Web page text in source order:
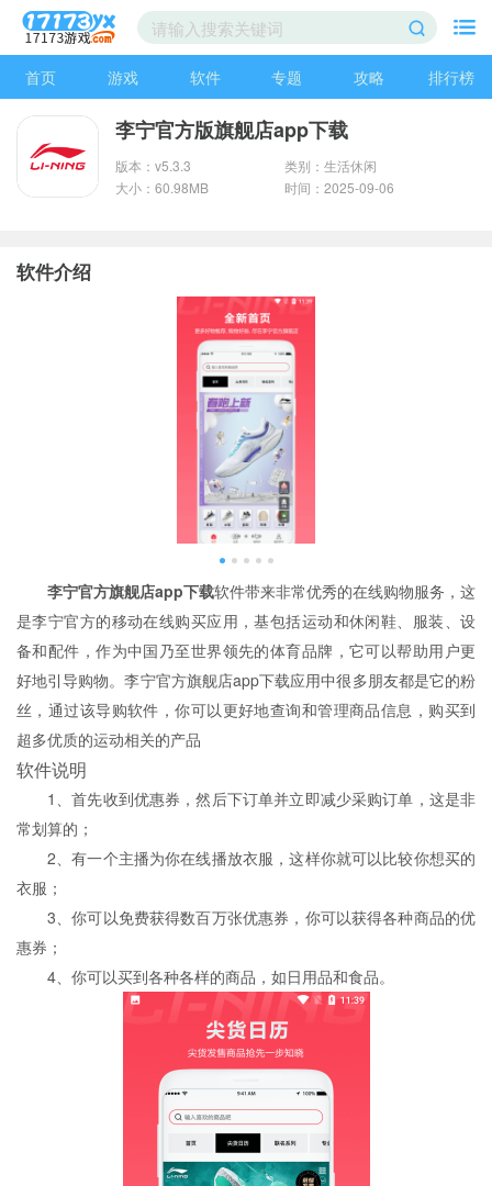
首页 游戏 软件 专题 攻略 排行榜
李宁官方版旗舰店app下载
版本：v5.3.3
类别：生活休闲
大小：60.98MB
时间：2025-09-06
软件介绍
李宁官方旗舰店app下载软件带来非常优秀的在线购物服务，这
是李宁官方的移动在线购买应用，基包括运动和休闲鞋、服装、设
备和配件，作为中国乃至世界领先的体育品牌，它可以帮助用户更
好地引导购物。李宁官方旗舰店app下载应用中很多朋友都是它的粉
丝，通过该导购软件，你可以更好地查询和管理商品信息，购买到
超多优质的运动相关的产品
软件说明
1、首先收到优惠券，然后下订单并立即减少采购订单，这是非
常划算的；
2、有一个主播为你在线播放衣服，这样你就可以比较你想买的
衣服；
3、你可以免费获得数百万张优惠券，你可以获得各种商品的优
惠券；
4、你可以买到各种各样的商品，如日用品和食品。